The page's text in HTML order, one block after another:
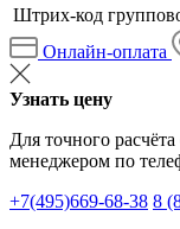
Штрих-код
Онлайн-оплата
Узнать цену
Для точного
менеджером по
+7(495)669-68-38 8